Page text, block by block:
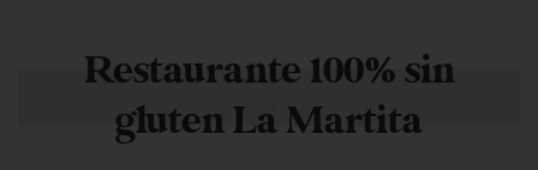
Restaurante 100% sin
gluten La Martita